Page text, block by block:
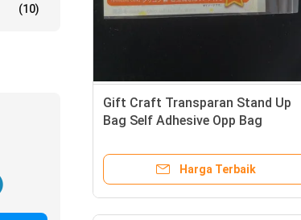
(10)
Gift Craft Transparan Stand Up
Bag Self Adhesive Opp Bag
Harga Terbaik